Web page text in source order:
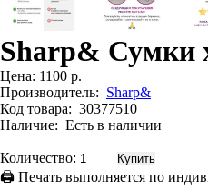
Sharp& Сумки
Цена: 1100 р.
Производитель: Sharp&
Код товара: 30377510
Наличие: Есть в наличии
Количество:
🖨 Печать выполняется по